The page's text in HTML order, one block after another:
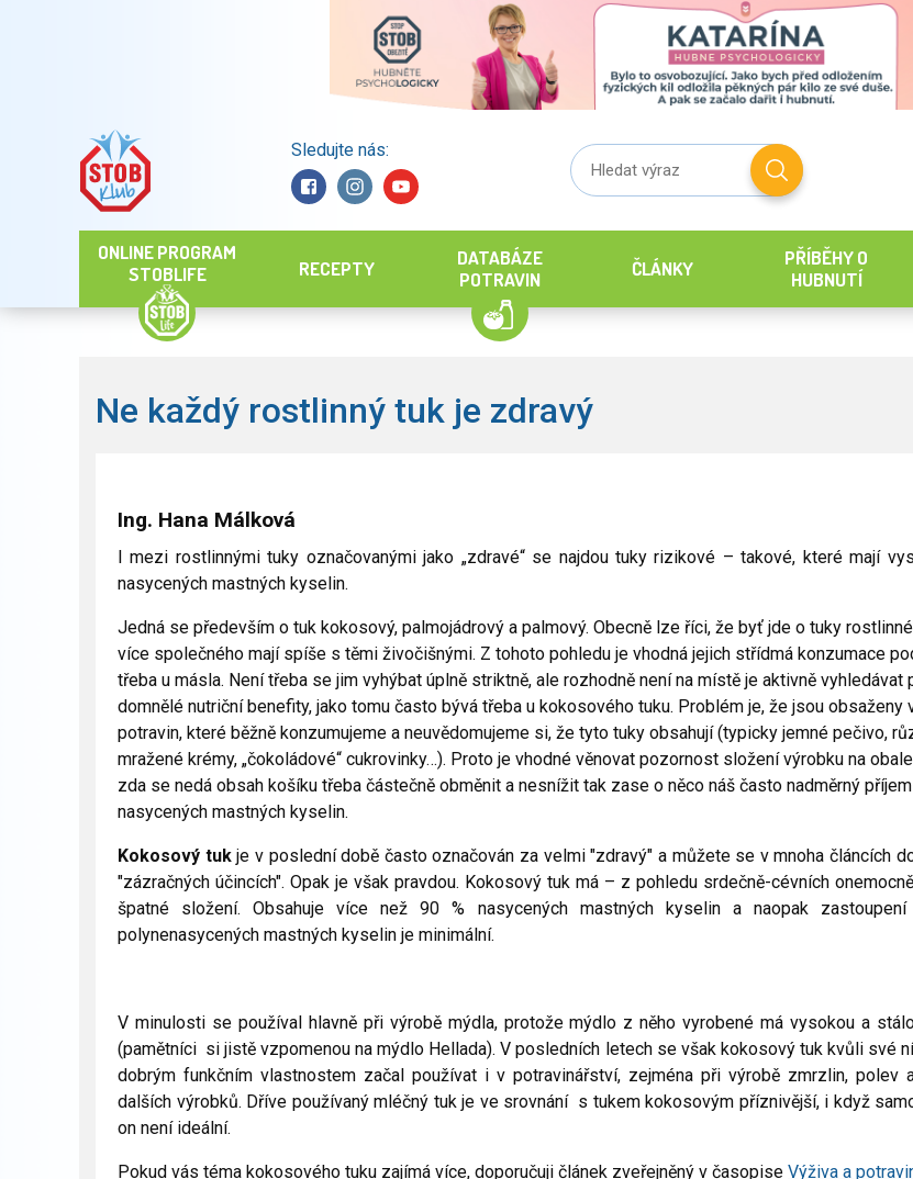
Sledujte nás:
ONLINE PROGRAM
STOBLIFE
RECEPTY
DATABÁZE
POTRAVIN
ČLÁNKY
PŘÍBĚHY O
HUBNUTÍ
Ne každý rostlinný tuk je zdravý
Ing. Hana Málková
I mezi rostlinnými tuky označovanými jako „zdravé“ se najdou tuky rizikové – takové, které mají
nasycených mastných kyselin.
Jedná se především o tuk kokosový, palmojádrový a palmový. Obecně lze říci, že byť jde o tuky
více společného mají spíše s těmi živočišnými. Z tohoto pohledu je vhodná jejich střídmá konzumace
třeba u másla. Není třeba se jim vyhýbat úplně striktně, ale rozhodně není na místě je aktivně vyhledávat
domnělé nutriční benefity, jako tomu často bývá třeba u kokosového tuku. Problém je, že jsou obsaženy
potravin, které běžně konzumujeme a neuvědomujeme si, že tyto tuky obsahují (typicky jemné pečivo,
mražené krémy, „čokoládové“ cukrovinky…). Proto je vhodné věnovat pozornost složení výrobku na
zda se nedá obsah košíku třeba částečně obměnit a nesnížit tak zase o něco náš často nadměrný příjem
nasycených mastných kyselin.
Kokosový tukje v poslední době často označován za velmi "zdravý" a můžete se v mnoha článcích
"zázračných účincích". Opak je však pravdou. Kokosový tuk má – z pohledu srdečně-cévních
špatné složení. Obsahuje více než 90 % nasycených mastných kyselin a naopak zastoupení
polynenasycených mastných kyselin je minimální.
V minulosti se používal hlavně při výrobě mýdla, protože mýdlo z něho vyrobené má vysokou a
(pamětníci si jistě vzpomenou na mýdlo Hellada). V posledních letech se však kokosový tuk kvůli své
dobrým funkčním vlastnostem začal používat i v potravinářství, zejména při výrobě zmrzlin, polev
dalších výrobků. Dříve používaný mléčný tuk je ve srovnání s tukem kokosovým příznivější, i když
on není ideální.
Pokud vás téma kokosového tuku zajímá více, doporučuji článek zveřejněný v časopise Výživa a